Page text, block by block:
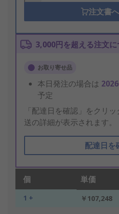
注文書
3,000円を超える注文
お取り寄せ品
本日発注の場合は
予定
「配達日を確認」をクリ
送の詳細が表示されます。
配達日を
個 単価
1 + ￥107,248